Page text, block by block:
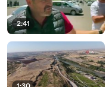
2:41